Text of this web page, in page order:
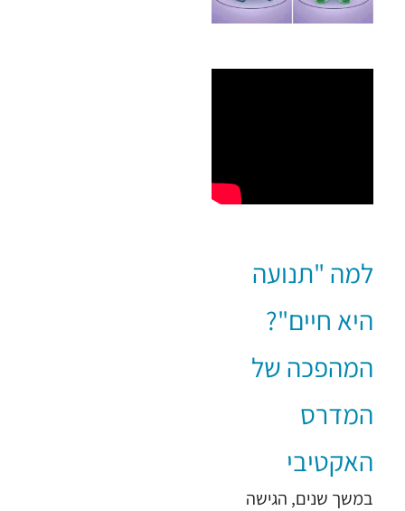
למה "תנועה
היא חיים"?
המהפכה של
המדרס
האקטיבי
במשך שנים, הגישה